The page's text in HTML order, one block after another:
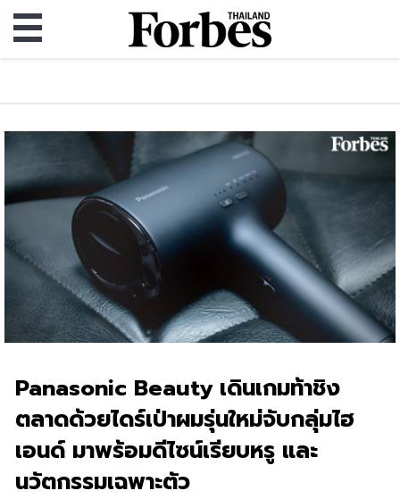
Panasonic Beauty เดินเกมท้าชิง
ตลาดด้วยไดร์เป่าผมรุ่นใหม่จับกลุ่มไฮ
เอนด์ มาพร้อมดีไซน์เรียบหรู และ
นวัตกรรมเฉพาะตัว